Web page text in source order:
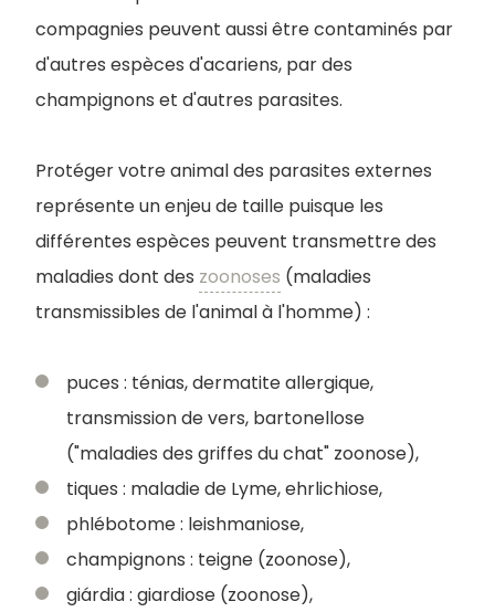
compagnies peuvent aussi être contaminés par
d'autres espèces d'acariens, par des
champignons et d'autres parasites.
Protéger votre animal des parasites externes
représente un enjeu de taille puisque les
différentes espèces peuvent transmettre des
maladies dont des zoonoses (maladies
transmissibles de l'animal à l'homme) :
puces : ténias, dermatite allergique,
transmission de vers, bartonellose
("maladies des griffes du chat" zoonose),
tiques : maladie de Lyme, ehrlichiose,
phlébotome : leishmaniose,
champignons : teigne (zoonose),
giárdia : giardiose (zoonose),